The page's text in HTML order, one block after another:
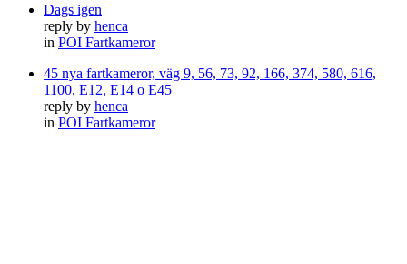
Dags igen
reply by henca
in POI Fartkameror
45 nya fartkameror, väg 9, 56, 73, 92, 166, 374, 580, 616,
1100, E12, E14 o E45
reply by henca
in POI Fartkameror